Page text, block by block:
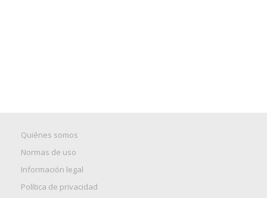
Quiénes somos
Normas de uso
Información legal
Política de privacidad